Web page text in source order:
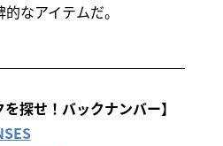
なアイテムだ。
探せ！バックナンバー】